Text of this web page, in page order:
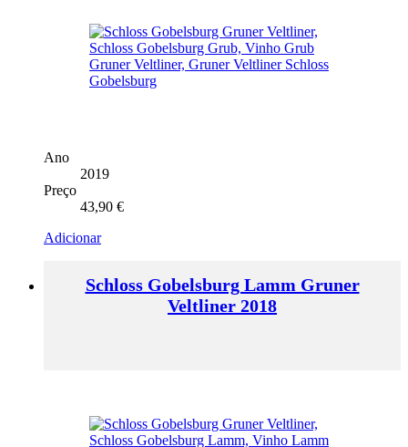
Ano
2019
Preço
43,90 €
Adicionar
Schloss Gobelsburg Lamm Gruner
Veltliner 2018